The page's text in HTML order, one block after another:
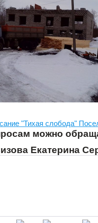
"Тихая слобода"
можно
Екатерина